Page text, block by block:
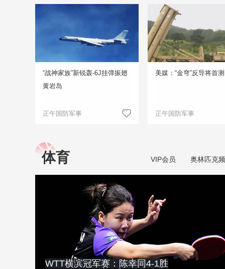
“战神家族”新锐轰-6J挂弹振翅
黄岩岛
正午国防军事
美媒：“金穹”反导将首测
正午国防军事
体育 VIP会员 奥林匹克
WTT横滨冠军赛：陈幸同4-1胜